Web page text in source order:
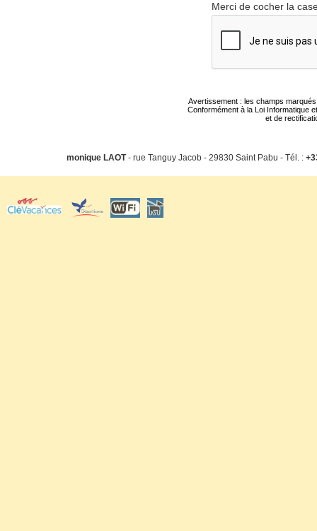
Merci de cocher la
Avertissement : les champs
Conformément à la Loi Informatique
et de
monique LAOT- rue Tanguy Jacob - 29830 Saint Pabu - Tél. :